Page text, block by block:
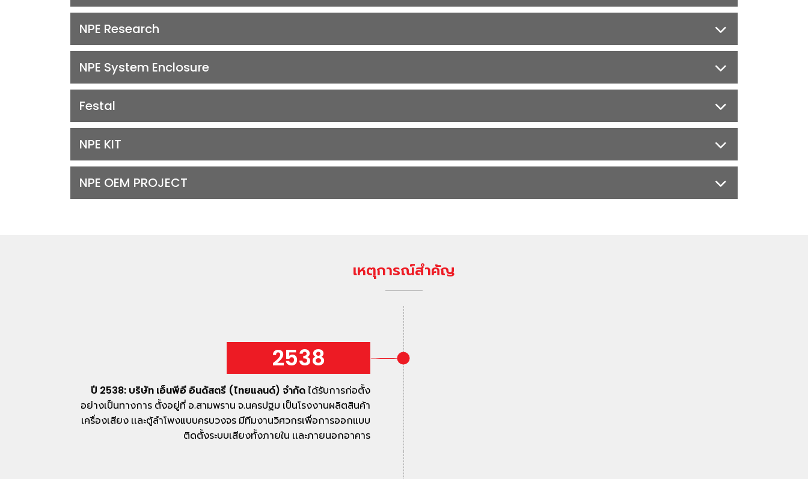
NPE Research
NPE System Enclosure
Festal
NPE KIT
NPE OEM PROJECT
เหตุการณ์สำคัญ
2538
ปี 2538: บริษัท เอ็นพีอี อินดัสตรี (ไทยแลนด์) จำกัดได้รับการก่อตั้ง
อย่างเป็นทางการ ตั้งอยู่ที่ อ.สามพราน จ.นครปฐม เป็นโรงงานผลิตสินค้า
เครื่องเสียง เเละตู้ลำโพงแบบครบวงจร มีทีมงานวิศวกรเพื่อการออกแบบ
ติดตั้งระบบเสียงทั้งภายใน เเละภายนอกอาคาร